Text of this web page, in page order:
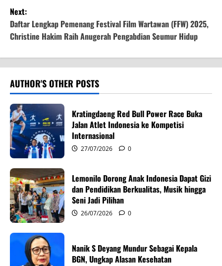
s
t
n
a
v
i
g
a
t
i
o
n
Next:
Daftar Lengkap Pemenang Festival Film Wartawan (FFW) 2025,
Christine Hakim Raih Anugerah Pengabdian Seumur Hidup
AUTHOR'S OTHER POSTS
Kratingdaeng Red Bull Power Race Buka
Jalan Atlet Indonesia ke Kompetisi
Internasional
27/07/2026 0
Lemonilo Dorong Anak Indonesia Dapat Gizi
dan Pendidikan Berkualitas, Musik hingga
Seni Jadi Pilihan
26/07/2026 0
Nanik S Deyang Mundur Sebagai Kepala
BGN, Ungkap Alasan Kesehatan